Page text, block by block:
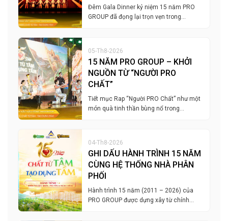
Đêm Gala Dinner kỷ niệm 15 năm PRO
GROUP đã đọng lại trọn vẹn trong…
05-Th8-2026
15 NĂM PRO GROUP – KHỞI
NGUỒN TỪ “NGƯỜI PRO
CHẤT”
Tiết mục Rap “Người PRO Chất” như một
món quà tinh thần bùng nổ trong…
04-Th8-2026
GHI DẤU HÀNH TRÌNH 15 NĂM
CÙNG HỆ THỐNG NHÀ PHÂN
PHỐI
Hành trình 15 năm (2011 – 2026) của
PRO GROUP được dựng xây từ chính…